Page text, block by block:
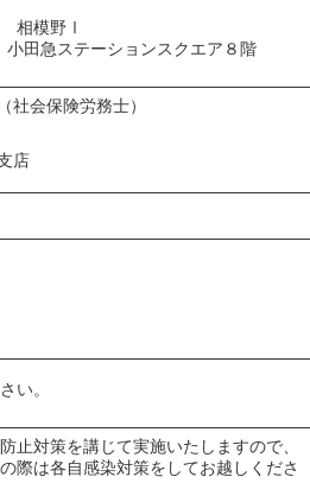
相模野Ⅰ
田急ステーションスクエア８階
会保険労務士）
店
い。
対策を講じて実施いたしますので、
際は各自感染対策をしてお越しくださ